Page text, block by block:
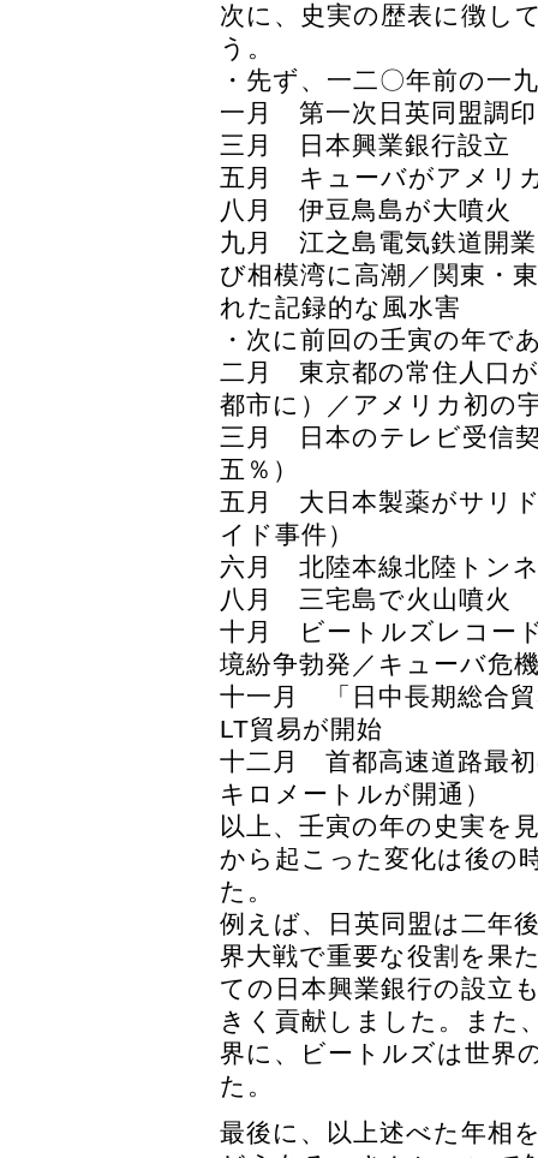
次に、史実の歴表に徴し
う。
・先ず、一二〇年前の一
一月 第一次日英同盟調印
三月 日本興業銀行設立
五月 キューバがアメリ
八月 伊豆鳥島が大噴火
九月 江之島電気鉄道開
び相模湾に高潮／関東・
れた記録的な風水害
・次に前回の壬寅の年で
二月 東京都の常住人口
都市に）／アメリカ初の
三月 日本のテレビ受信
五％）
五月 大日本製薬がサリ
イド事件）
六月 北陸本線北陸トン
八月 三宅島で火山噴火
十月 ビートルズレコー
境紛争勃発／キューバ危
十一月 「日中長期総合
LT貿易が開始
十二月 首都高速道路最
キロメートルが開通）
以上、壬寅の年の史実を
から起こった変化は後の
た。
例えば、日英同盟は二年
界大戦で重要な役割を果
ての日本興業銀行の設立
きく貢献しました。また
界に、ビートルズは世界
た。
最後に、以上述べた年相